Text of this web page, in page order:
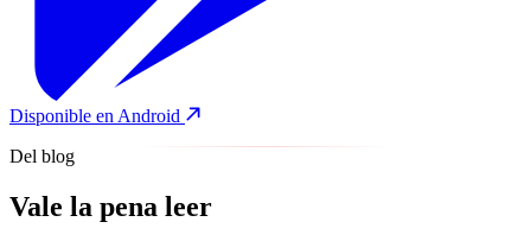
Disponible en Android
Del blog
Vale la pena leer